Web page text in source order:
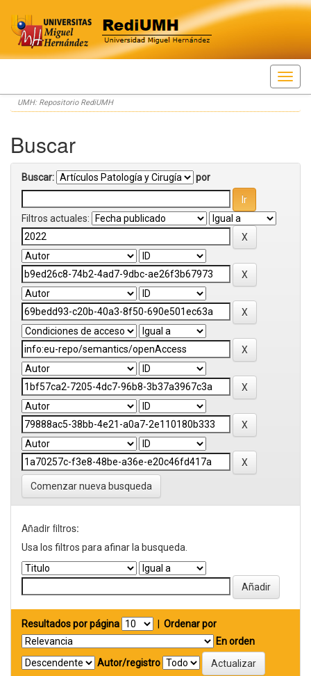
Skip
navigation
UMH: Repositorio RediUMH
Buscar
Buscar: por
Filtros actuales:
Comenzar nueva busqueda
Añadir filtros:
Usa los filtros para afinar la busqueda.
Resultados por página
Ordenar por
En orden
Autor/registro